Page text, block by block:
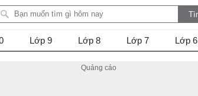
Lớp 9 Lớp 8 Lớp 7 Lớp 6